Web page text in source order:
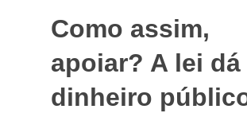
Como assim,
apoiar? A lei dá
dinheiro